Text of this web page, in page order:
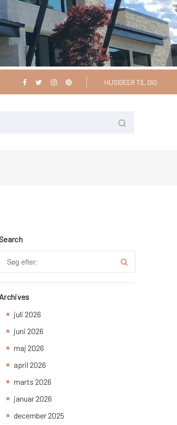
HUSIDEER TIL DIG
Archives
juli 2026
juni 2026
maj 2026
april 2026
marts 2026
januar 2026
december 2025